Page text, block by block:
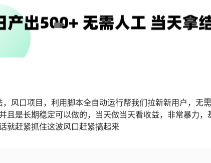
风口项目，利用脚本全自动运行帮我们拉新新用户，无
且是长期稳定可以做的，当天做当天看收益，非常暴力
就赶紧抓住这波风口赶紧搞起来